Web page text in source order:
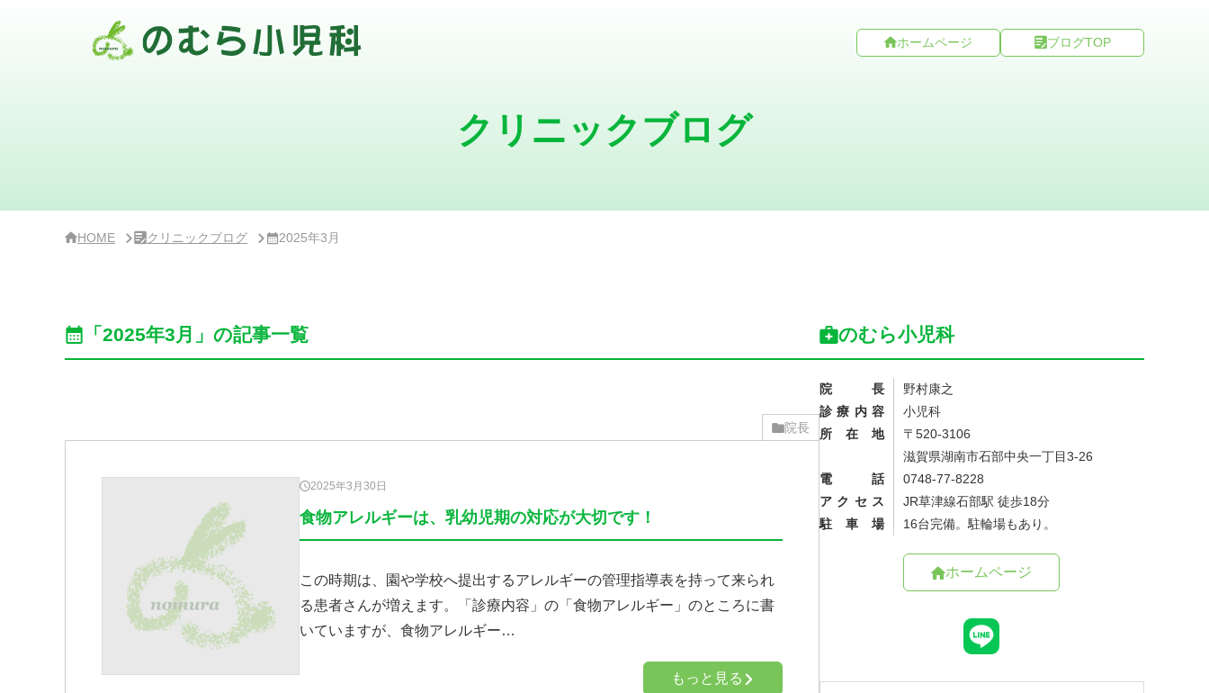
ホームページ ブログTOP
クリニックブログ
HOME クリニックブログ 2025年3月
「2025年3月」の記事一覧
院長
2025年3月30日
食物アレルギーは、乳幼児期の対応が大切です！
この時期は、園や学校へ提出するアレルギーの管理指導表を持って来られ
る患者さんが増えます。「診療内容」の「食物アレルギー」のところに書
いていますが、食物アレルギー…
もっと見る
のむら小児科
院長
野村康之
診療内容
小児科
所在地
〒520-3106
滋賀県湖南市石部中央一丁目3-26
電話
0748-77-8228
アクセス
JR草津線石部駅 徒歩18分
駐車場
16台完備。駐輪場もあり。
ホームページ